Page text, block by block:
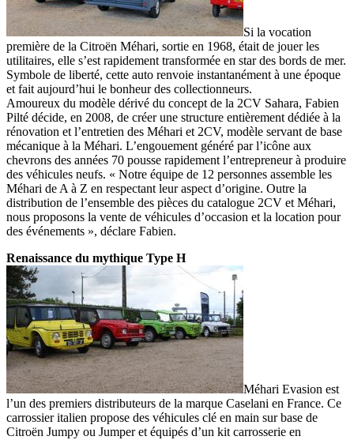
Si la vocation
première de la Citroën Méhari, sortie en 1968, était de jouer les
utilitaires, elle s’est rapidement transformée en star des bords de mer.
Symbole de liberté, cette auto renvoie instantanément à une époque
et fait aujourd’hui le bonheur des collectionneurs.
Amoureux du modèle dérivé du concept de la 2CV Sahara, Fabien
Pilté décide, en 2008, de créer une structure entièrement dédiée à la
rénovation et l’entretien des Méhari et 2CV, modèle servant de base
mécanique à la Méhari. L’engouement généré par l’icône aux
chevrons des années 70 pousse rapidement l’entrepreneur à produire
des véhicules neufs. « Notre équipe de 12 personnes assemble les
Méhari de A à Z en respectant leur aspect d’origine. Outre la
distribution de l’ensemble des pièces du catalogue 2CV et Méhari,
nous proposons la vente de véhicules d’occasion et la location pour
des événements », déclare Fabien.
Renaissance du mythique Type H
Méhari Evasion est
l’un des premiers distributeurs de la marque Caselani en France. Ce
carrossier italien propose des véhicules clé en main sur base de
Citroën Jumpy ou Jumper et équipés d’un kit carrosserie en